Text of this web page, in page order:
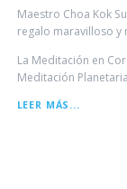
Maestro Choa Kok
regalo maravilloso y
La Meditación en
Meditación
LEER MÁS...